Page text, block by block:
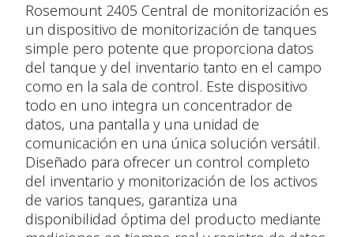
Rosemount 2405 Central de monitorización es
un dispositivo de monitorización de tanques
simple pero potente que proporciona datos
del tanque y del inventario tanto en el campo
como en la sala de control. Este dispositivo
todo en uno integra un concentrador de
datos, una pantalla y una unidad de
comunicación en una única solución versátil.
Diseñado para ofrecer un control completo
del inventario y monitorización de los activos
de varios tanques, garantiza una
disponibilidad óptima del producto mediante